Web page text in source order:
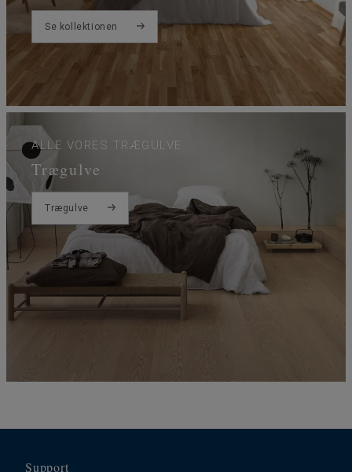
Se kollektionen
ALLE VORES TRÆGULVE
Trægulve
Trægulve
Support